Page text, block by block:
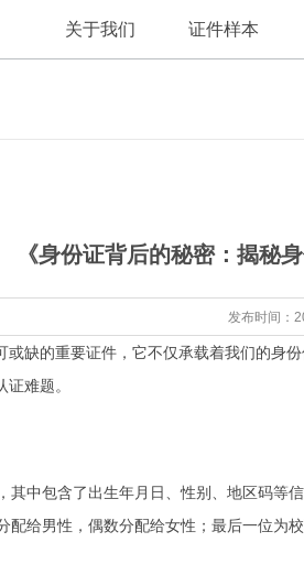
关于我们 证件样本
资讯
《身份证背后的秘密：揭秘
发布时间：
或缺的重要证件，它不仅承载着我们的身
难题。
其中包含了出生年月日、性别、地区码等
配给男性，偶数分配给女性；最后一位为